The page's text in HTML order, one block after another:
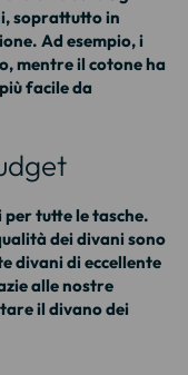
soprattutto in
Ad esempio, i
mentre il cotone ha
facile da
tutte le tasche.
dei divani sono
divani di eccellente
alle nostre
il divano dei